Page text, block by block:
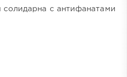
солидарна с антифанатами